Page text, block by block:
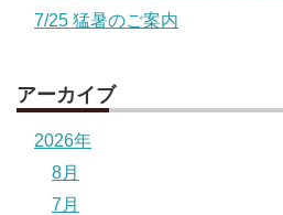
7/25 猛暑のご案内
アーカイブ
2026年
8月
7月